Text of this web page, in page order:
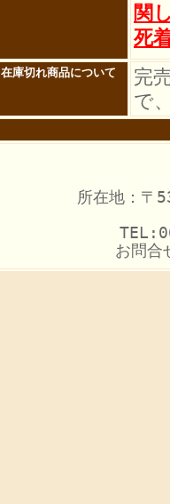
関
死
在庫切れ商品について
完
で
所在地：〒
お問合